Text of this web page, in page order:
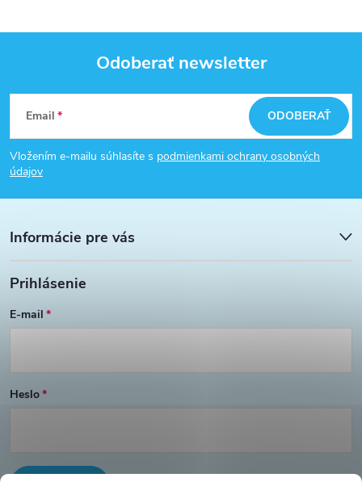
c
i
e
p
r
v
k
y
v
p
Z
á
p
ä
t
e
Odoberať newsletter
Email
Vložením e-mailu súhlasíte s podmienkami ochrany osobných
údajov
ODOBERAŤ
Informácie pre vás
Prihlásenie
E-mail
Heslo